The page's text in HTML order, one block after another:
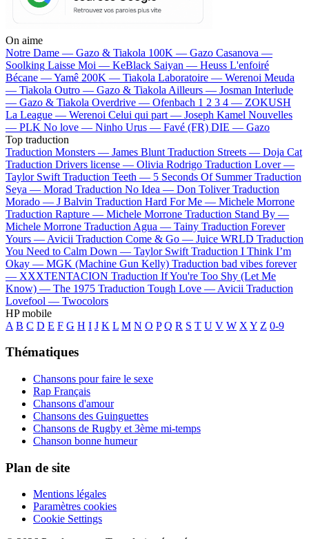
On aime
Notre Dame — Gazo & Tiakola 100K — Gazo Casanova —
Soolking Laisse Moi — KeBlack Saiyan — Heuss L'enfoiré
Bécane —Yamê 200K — Tiakola Laboratoire — Werenoi Meuda
— Tiakola Outro — Gazo & Tiakola Ailleurs — Josman Interlude
— Gazo & Tiakola Overdrive — Ofenbach 1 2 3 4 — ZOKUSH
La League — Werenoi Celui qui part — Joseph Kamel Nouvelles
— PLK No love — Ninho Urus — Favé (FR) DIE — Gazo
Top traduction
Traduction Monsters — James Blunt Traduction Streets — Doja Cat
Traduction Drivers license — Olivia Rodrigo Traduction Lover —
Taylor Swift Traduction Teeth — 5 Seconds Of Summer Traduction
Seya — Morad Traduction No Idea — Don Toliver Traduction
Morado — J Balvin Traduction Hard For Me — Michele Morrone
Traduction Rapture — Michele Morrone Traduction Stand By —
Michele Morrone Traduction Agua — Tainy Traduction Forever
Yours — Avicii Traduction Come & Go — Juice WRLD Traduction
You Need to Calm Down — Taylor Swift Traduction I Think I’m
Okay — MGK (Machine Gun Kelly) Traduction bad vibes forever
— XXXTENTACION Traduction If You're Too Shy (Let Me
Know) — The 1975 Traduction Tough Love — Avicii Traduction
Lovefool — Twocolors
HP mobile
A B C D E F G H I J K L M N O P Q R S T U V W X Y Z 0-9
Thématiques
Chansons pour faire le sexe
Rap Français
Chansons d'amour
Chansons des Guinguettes
Chansons de Rugby et 3ème mi-temps
Chanson bonne humeur
Plan de site
Mentions légales
Paramètres cookies
Cookie Settings